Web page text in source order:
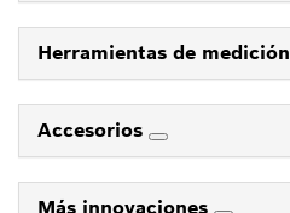
Herramientas de medición
Accesorios
Más innovaciones